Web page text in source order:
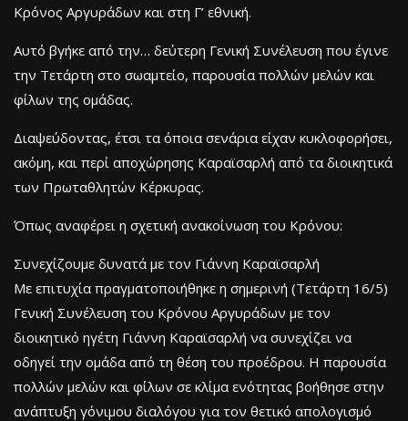
Κρόνος Αργυράδων και στη Γ’ εθνική.
Αυτό βγήκε από την… δεύτερη Γενική Συνέλευση που έγινε
την Τετάρτη στο σωαμτείο, παρουσία πολλών μελών και
φίλων της ομάδας.
Διαψεύδοντας, έτσι τα όποια σενάρια είχαν κυκλοφορήσει,
ακόμη, και περί αποχώρησης Καραϊσαρλή από τα διοικητικά
των Πρωταθλητών Κέρκυρας.
Όπως αναφέρει η σχετική ανακοίνωση του Κρόνου:
Συνεχίζουμε δυνατά με τον Γιάννη Καραϊσαρλή
Με επιτυχία πραγματοποιήθηκε η σημερινή (Τετάρτη 16/5)
Γενική Συνέλευση του Κρόνου Αργυράδων με τον
διοικητικό ηγέτη Γιάννη Καραϊσαρλή να συνεχίζει να
οδηγεί την ομάδα από τη θέση του προέδρου. Η παρουσία
πολλών μελών και φίλων σε κλίμα ενότητας βοήθησε στην
ανάπτυξη γόνιμου διαλόγου για τον θετικό απολογισμό